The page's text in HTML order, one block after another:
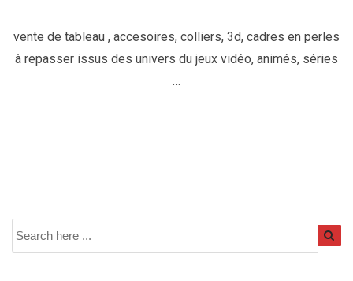
vente de tableau , accesoires, colliers, 3d, cadres en perles
à repasser issus des univers du jeux vidéo, animés, séries
…